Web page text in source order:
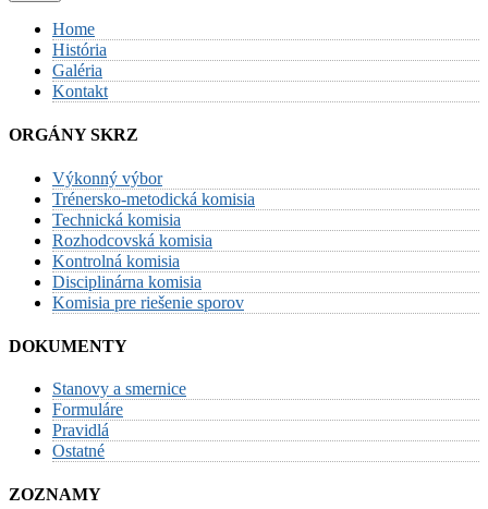
Home
História
Galéria
Kontakt
ORGÁNY SKRZ
Výkonný výbor
Trénersko-metodická komisia
Technická komisia
Rozhodcovská komisia
Kontrolná komisia
Disciplinárna komisia
Komisia pre riešenie sporov
DOKUMENTY
Stanovy a smernice
Formuláre
Pravidlá
Ostatné
ZOZNAMY